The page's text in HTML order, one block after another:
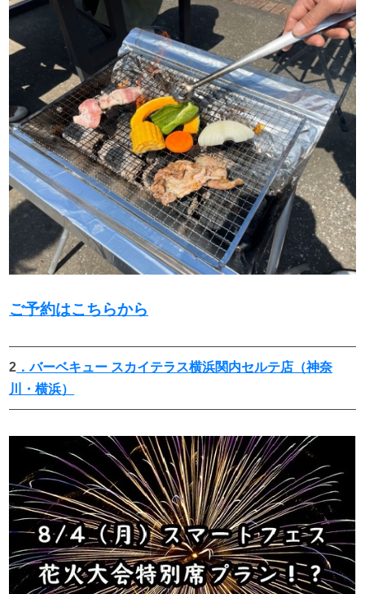
ご予約はこちらから
2 ．バーベキュー スカイテラス横浜関内セルテ店（神奈
川・横浜）